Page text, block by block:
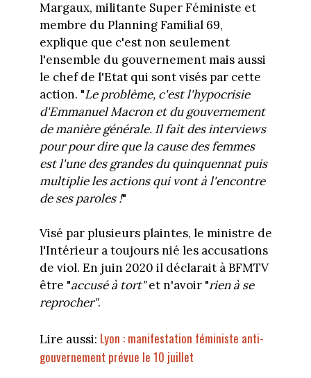
Margaux, militante Super Féministe et
membre du Planning Familial 69,
explique que c'est non seulement
l'ensemble du gouvernement mais aussi
le chef de l'Etat qui sont visés par cette
action. "Le problème, c'est l'hypocrisie
d'Emmanuel Macron et du gouvernement
de manière générale. Il fait des interviews
pour pour dire que la cause des femmes
est l'une des grandes du quinquennat puis
multiplie les actions qui vont à l'encontre
de ses paroles !"
Visé par plusieurs plaintes, le ministre de
l'Intérieur a toujours nié les accusations
de viol. En juin 2020 il déclarait à BFMTV
être "accusé à tort"et n'avoir "rien à se
reprocher".
Lire aussi: Lyon : manifestation féministe anti-
gouvernement prévue le 10 juillet